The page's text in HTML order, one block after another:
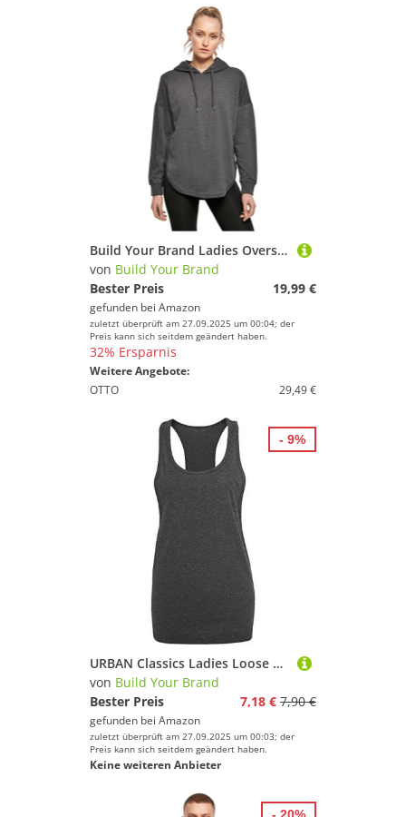
Build Your Brand Ladies Oversized Hoody, Größe:M, Farbe:Charcoal (Heather)
von Build Your Brand
Bester Preis
19,99 €
gefunden bei Amazon
zuletzt überprüft am 27.09.2025 um 00:04; der
Preis kann sich seitdem geändert haben.
32% Ersparnis
Weitere Angebote:
OTTO
29,49 €
URBAN Classics Ladies Loose Tank BY020, Größe:L;Farbe:Charcoal
von Build Your Brand
Bester Preis
7,18 € 7,90 €
gefunden bei Amazon
zuletzt überprüft am 27.09.2025 um 00:03; der
Preis kann sich seitdem geändert haben.
Keine weiteren Anbieter
- 9%